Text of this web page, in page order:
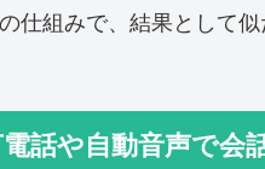
仕組みで、結果として
話や自動音声で会